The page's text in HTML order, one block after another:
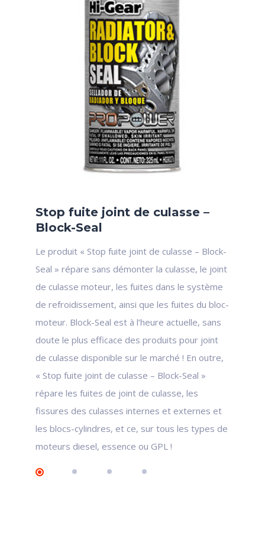
Stop fuite joint de culasse –
Block-Seal
Le produit « Stop fuite joint de culasse – Block-
Seal » répare sans démonter la culasse, le joint
de culasse moteur, les fuites dans le système
de refroidissement, ainsi que les fuites du bloc-
moteur. Block-Seal est à l’heure actuelle, sans
doute le plus efficace des produits pour joint
de culasse disponible sur le marché ! En outre,
« Stop fuite joint de culasse – Block-Seal »
répare les fuites de joint de culasse, les
fissures des culasses internes et externes et
les blocs-cylindres, et ce, sur tous les types de
moteurs diesel, essence ou GPL !